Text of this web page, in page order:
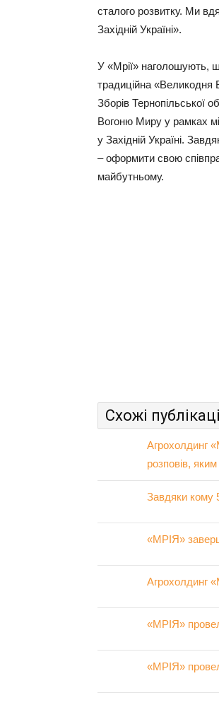
сталого розвитку. Ми
Західній Україні».
У «Мрії» наголошують,
традиційна «Великодня
Зборів Тернопільської
Вогоню Миру у рамках
у Західній Україні.
– оформити свою
майбутньому.
Схожі
Агрохолдинг
розповів,
Завдяки кому
«МРІЯ»
Агрохолдинг
«МРІЯ»
«МРІЯ»